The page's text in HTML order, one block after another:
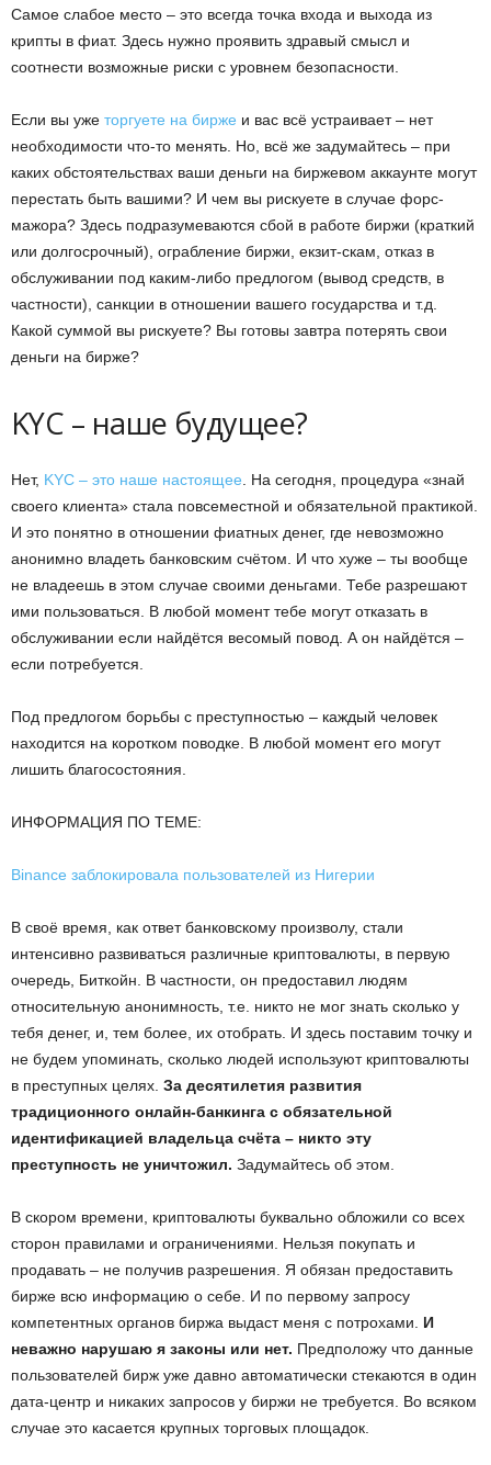
Самое слабое место – это всегда точка входа и выхода из
крипты в фиат. Здесь нужно проявить здравый смысл и
соотнести возможные риски с уровнем безопасности.
Если вы уже торгуете на бирже и вас всё устраивает – нет
необходимости что-то менять. Но, всё же задумайтесь – при
каких обстоятельствах ваши деньги на биржевом аккаунте могут
перестать быть вашими? И чем вы рискуете в случае форс-
мажора? Здесь подразумеваются сбой в работе биржи (краткий
или долгосрочный), ограбление биржи, екзит-скам, отказ в
обслуживании под каким-либо предлогом (вывод средств, в
частности), санкции в отношении вашего государства и т.д.
Какой суммой вы рискуете? Вы готовы завтра потерять свои
деньги на бирже?
KYC – наше будущее?
Нет, KYC – это наше настоящее . На сегодня, процедура «знай
своего клиента» стала повсеместной и обязательной практикой.
И это понятно в отношении фиатных денег, где невозможно
анонимно владеть банковским счётом. И что хуже – ты вообще
не владеешь в этом случае своими деньгами. Тебе разрешают
ими пользоваться. В любой момент тебе могут отказать в
обслуживании если найдётся весомый повод. А он найдётся –
если потребуется.
Под предлогом борьбы с преступностью – каждый человек
находится на коротком поводке. В любой момент его могут
лишить благосостояния.
ИНФОРМАЦИЯ ПО ТЕМЕ:
Binance заблокировала пользователей из Нигерии
В своё время, как ответ банковскому произволу, стали
интенсивно развиваться различные криптовалюты, в первую
очередь, Биткойн. В частности, он предоставил людям
относительную анонимность, т.е. никто не мог знать сколько у
тебя денег, и, тем более, их отобрать. И здесь поставим точку и
не будем упоминать, сколько людей используют криптовалюты
в преступных целях. За десятилетия развития
традиционного онлайн-банкинга с обязательной
идентификацией владельца счёта – никто эту
преступность не уничтожил. Задумайтесь об этом.
В скором времени, криптовалюты буквально обложили со всех
сторон правилами и ограничениями. Нельзя покупать и
продавать – не получив разрешения. Я обязан предоставить
бирже всю информацию о себе. И по первому запросу
компетентных органов биржа выдаст меня с потрохами. И
неважно нарушаю я законы или нет. Предположу что данные
пользователей бирж уже давно автоматически стекаются в один
дата-центр и никаких запросов у биржи не требуется. Во всяком
случае это касается крупных торговых площадок.